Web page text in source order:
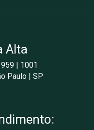
Alta
| 1001
Paulo | SP